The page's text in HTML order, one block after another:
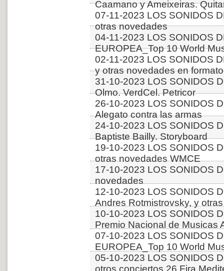
Caamano y Ameixeiras.
07-11-2023 LOS SONIDOS
otras novedades
04-11-2023 LOS SONIDOS
EUROPEA_Top 10 World
02-11-2023 LOS SONIDOS
y otras novedades en
31-10-2023 LOS SONIDOS
Olmo. VerdCel. Petricor
26-10-2023 LOS SONIDOS
Alegato contra las armas
24-10-2023 LOS SONIDOS
Baptiste Bailly. Storyboard
19-10-2023 LOS SONIDOS
otras novedades WMCE
17-10-2023 LOS SONIDOS
novedades
12-10-2023 LOS SONIDOS
Andres Rotmistrovsky, y
10-10-2023 LOS SONIDOS
Premio Nacional de Musicas
07-10-2023 LOS SONIDOS
EUROPEA_Top 10 World
05-10-2023 LOS SONIDOS
otros conciertos 26 Fira